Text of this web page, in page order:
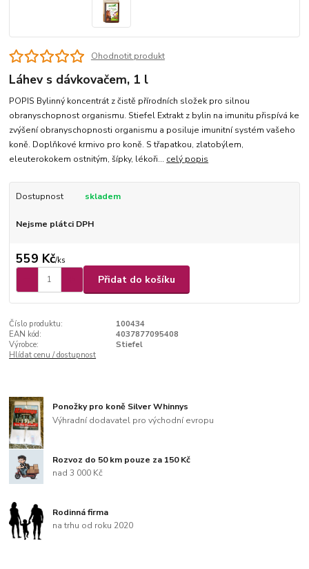
Ohodnotit produkt
Láhev s dávkovačem, 1 l
POPIS Bylinný koncentrát z čistě přírodních složek pro silnou
obranyschopnost organismu. Stiefel Extrakt z bylin na imunitu přispívá ke
zvýšení obranyschopnosti organismu a posiluje imunitní systém vašeho
koně. Doplňkové krmivo pro koně. S třapatkou, zlatobýlem,
eleuterokokem ostnitým, šípky, lékoři... celý popis
Dostupnost skladem
Nejsme plátci DPH
559 Kč/ks
Přidat do košíku
Číslo produktu:
100434
EAN kód:
4037877095408
Výrobce:
Stiefel
Hlídat cenu / dostupnost
Ponožky pro koně Silver Whinnys
Výhradní dodavatel pro východní evropu
Rozvoz do 50 km pouze za 150 Kč
nad 3 000 Kč
Rodinná firma
na trhu od roku 2020